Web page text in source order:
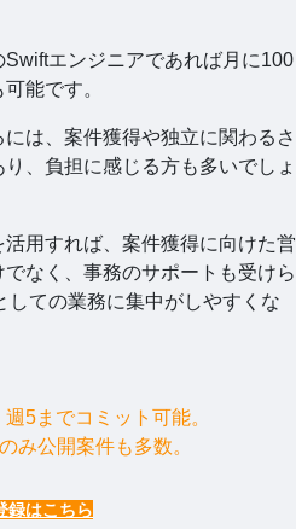
エンジニアであれば月に100
能です。
は、案件獲得や独立に関わるさ
、負担に感じる方も多いでしょ
用すれば、案件獲得に向けた営
なく、事務のサポートも受けら
ての業務に集中がしやすくな
5までコミット可能。
み公開案件も多数。
録はこちら